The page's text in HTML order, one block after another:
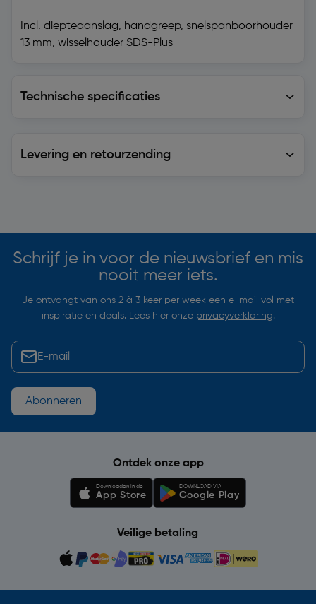
Incl. diepteaanslag, handgreep, snelspanboorhouder
13 mm, wisselhouder SDS-Plus
Technische specificaties
Levering en retourzending
Schrijf je in voor de nieuwsbrief en mis
nooit meer iets.
Je ontvangt van ons 2 à 3 keer per week een e-mail vol met
inspiratie en deals. Lees hier onze privacyverklaring.
Abonneren
Ontdek onze app
Downloaden in de
App Store
DOWNLOAD VIA
Google Play
Veilige betaling